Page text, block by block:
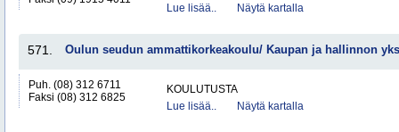
Lue lisää..
Näytä kartalla
571. Oulun seudun ammattikorkeakoulu/ Kaupan ja hallinnon
Puh. (08) 312 6711
Faksi (08) 312 6825
KOULUTUSTA
Lue lisää..
Näytä kartalla